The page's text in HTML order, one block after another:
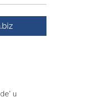
vjeruje
i
u